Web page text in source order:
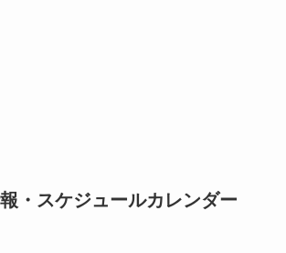
・スケジュールカレンダー